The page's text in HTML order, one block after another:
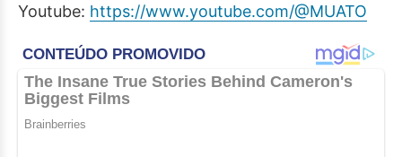
Youtube: https://www.youtube.com/@MUATO